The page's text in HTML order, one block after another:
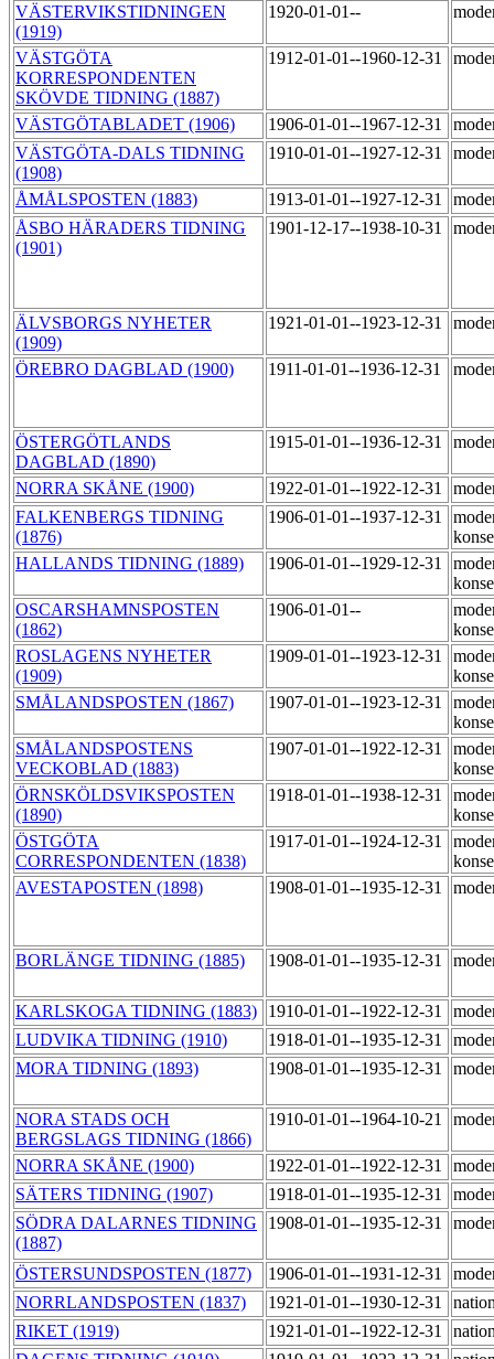
VÄSTERVIKSTIDNINGEN
(1919)
1920-01-01--
VÄSTGÖTA
KORRESPONDENTEN
SKÖVDE TIDNING (1887)
1912-01-01--1960-12-31
VÄSTGÖTABLADET (1906) 1906-01-01--1967-12-31
VÄSTGÖTA-DALS TIDNING
(1908)
1910-01-01--1927-12-31
ÅMÅLSPOSTEN (1883) 1913-01-01--1927-12-31
ÅSBO HÄRADERS TIDNING
(1901)
1901-12-17--1938-10-31
ÄLVSBORGS NYHETER
(1909)
1921-01-01--1923-12-31
ÖREBRO DAGBLAD (1900) 1911-01-01--1936-12-31
ÖSTERGÖTLANDS
DAGBLAD (1890)
1915-01-01--1936-12-31
NORRA SKÅNE (1900) 1922-01-01--1922-12-31
FALKENBERGS TIDNING
(1876)
1906-01-01--1937-12-31
HALLANDS TIDNING (1889)
1906-01-01--1929-12-31
OSCARSHAMNSPOSTEN
(1862)
1906-01-01--
ROSLAGENS NYHETER
(1909)
1909-01-01--1923-12-31
SMÅLANDSPOSTEN (1867)
1907-01-01--1923-12-31
SMÅLANDSPOSTENS
VECKOBLAD (1883)
1907-01-01--1922-12-31
ÖRNSKÖLDSVIKSPOSTEN
(1890)
1918-01-01--1938-12-31
ÖSTGÖTA
CORRESPONDENTEN (1838)
1917-01-01--1924-12-31
AVESTAPOSTEN (1898)
1908-01-01--1935-12-31
BORLÄNGE TIDNING (1885) 1908-01-01--1935-12-31
KARLSKOGA TIDNING (1883) 1910-01-01--1922-12-31
LUDVIKA TIDNING (1910)
1918-01-01--1935-12-31
MORA TIDNING (1893)
1908-01-01--1935-12-31
NORA STADS OCH
BERGSLAGS TIDNING (1866)
1910-01-01--1964-10-21
NORRA SKÅNE (1900) 1922-01-01--1922-12-31
SÄTERS TIDNING (1907)
1918-01-01--1935-12-31
SÖDRA DALARNES TIDNING
(1887)
1908-01-01--1935-12-31
ÖSTERSUNDSPOSTEN (1877) 1906-01-01--1931-12-31
NORRLANDSPOSTEN (1837)
1921-01-01--1930-12-31
RIKET (1919)
1921-01-01--1922-12-31